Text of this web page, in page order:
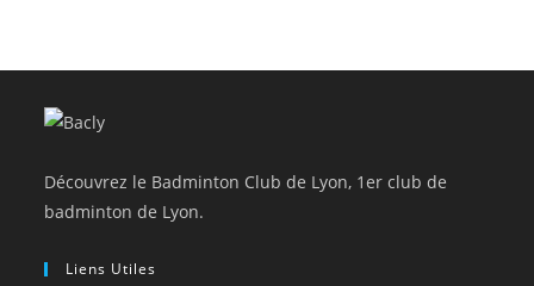
Découvrez le Badminton Club de Lyon, 1er club de
badminton de Lyon.
Liens Utiles